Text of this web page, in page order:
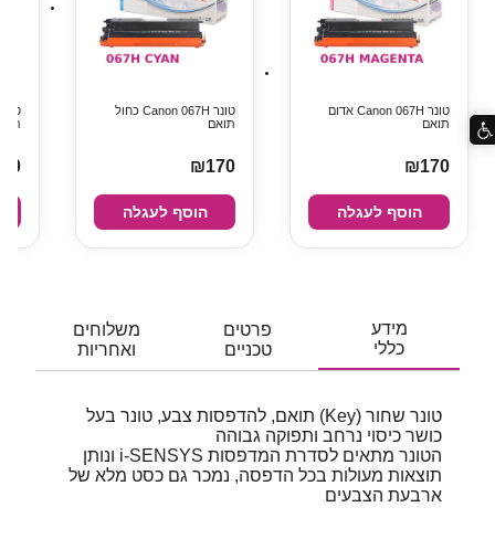
טונר Canon 067H אדום
תואם
₪170
הוסף לעגלה
טונר Canon 067H כחול
תואם
₪170
הוסף לעגלה
מידע
כללי
פרטים
טכניים
משלוחים
ואחריות
טונר שחור (Key) תואם, להדפסות צבע, טונר בעל
כושר כיסוי נרחב ותפוקה גבוהה
הטונר מתאים לסדרת המדפסות i-SENSYS ונותן
תוצאות מעולות בכל הדפסה, נמכר גם כסט מלא של
ארבעת הצבעים